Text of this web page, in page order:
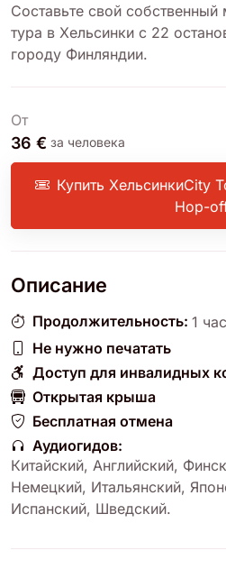
Составьте свой
тура в Хельсинки с 22
городу Финляндии.
От
36 € за человека
Купить ХельсинкиCity
Hop-
Описание
Продолжительность: 1
Не нужно печатать
Доступ для инвалидных
Открытая крыша
Бесплатная отмена
Аудиогидов:
Китайский, Английский,
Немецкий, Итальянский,
Испанский, Шведский.